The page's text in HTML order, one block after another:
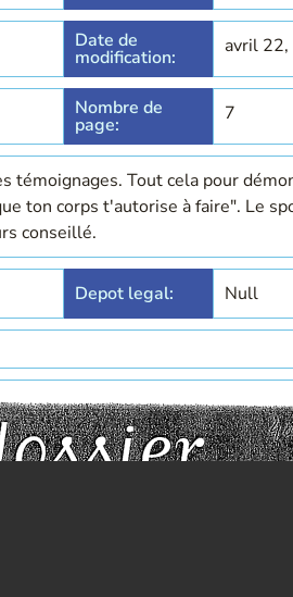
Date de
modification: avril
Nombre de
page: 7
témoignages. Tout cela pour
ton corps t'autorise à faire". Le
conseillé.
Depot legal: Null